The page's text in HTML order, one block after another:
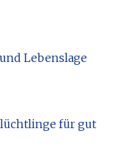
Lebenslage
für gut